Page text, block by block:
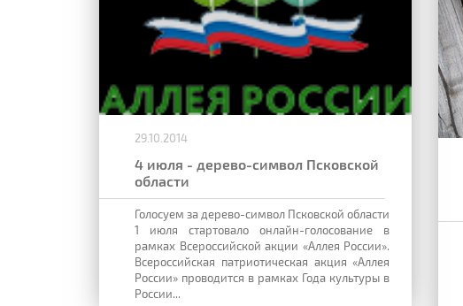
29.10.2014
4 июля - дерево-символ Псковской
области
Голосуем за дерево-символ Псковской области
1 июля стартовало онлайн-голосование в
рамках Всероссийской акции «Аллея России».
Всероссийская патриотическая акция «Аллея
России» проводится в рамках Года культуры в
России...